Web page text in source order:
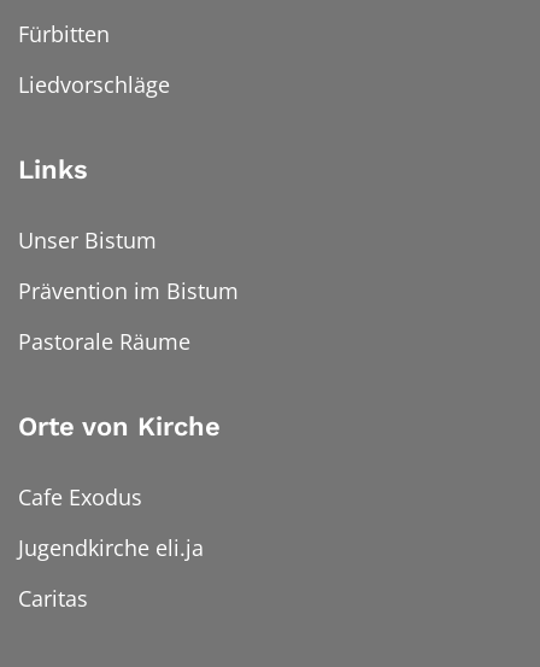
Fürbitten
Liedvorschläge
Links
Unser Bistum
Prävention im Bistum
Pastorale Räume
Orte von Kirche
Cafe Exodus
Jugendkirche eli.ja
Caritas